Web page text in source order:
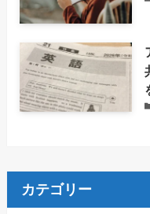
カテゴリー